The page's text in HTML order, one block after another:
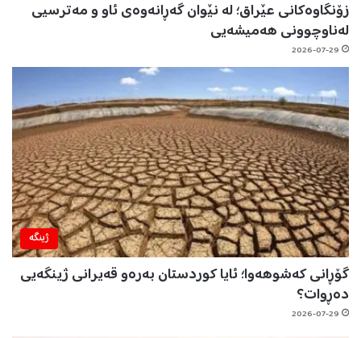
زۆنگاوەکانی عێراق؛ لە نێوان گەڕانەوەی ئاو و مەترسیی
لەناوچوونی هەمیشەیی
2026-07-29
ژینگه‌
گۆڕانی کەشوهەوا؛ ئایا کوردستان بەرەو قەیرانی ژینگەیی
دەڕوات؟
2026-07-29